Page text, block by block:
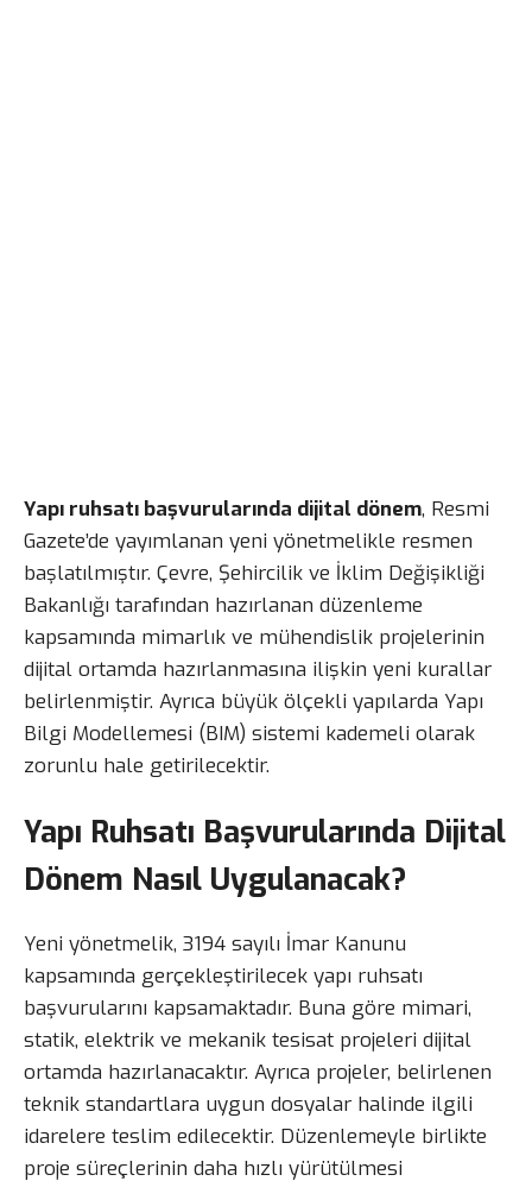
Yapı ruhsatı başvurularında dijital dönem, Resmi
Gazete’de yayımlanan yeni yönetmelikle resmen
başlatılmıştır. Çevre, Şehircilik ve İklim Değişikliği
Bakanlığı tarafından hazırlanan düzenleme
kapsamında mimarlık ve mühendislik projelerinin
dijital ortamda hazırlanmasına ilişkin yeni kurallar
belirlenmiştir. Ayrıca büyük ölçekli yapılarda Yapı
Bilgi Modellemesi (BIM) sistemi kademeli olarak
zorunlu hale getirilecektir.
Yapı Ruhsatı Başvurularında Dijital
Dönem Nasıl Uygulanacak?
Yeni yönetmelik, 3194 sayılı İmar Kanunu
kapsamında gerçekleştirilecek yapı ruhsatı
başvurularını kapsamaktadır. Buna göre mimari,
statik, elektrik ve mekanik tesisat projeleri dijital
ortamda hazırlanacaktır. Ayrıca projeler, belirlenen
teknik standartlara uygun dosyalar halinde ilgili
idarelere teslim edilecektir. Düzenlemeyle birlikte
proje süreçlerinin daha hızlı yürütülmesi